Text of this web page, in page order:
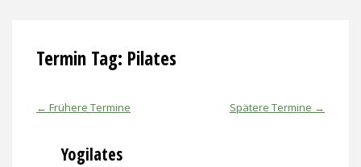
Termin Tag: Pilates
Spätere Termine →
← Frühere Termine
Yogilates